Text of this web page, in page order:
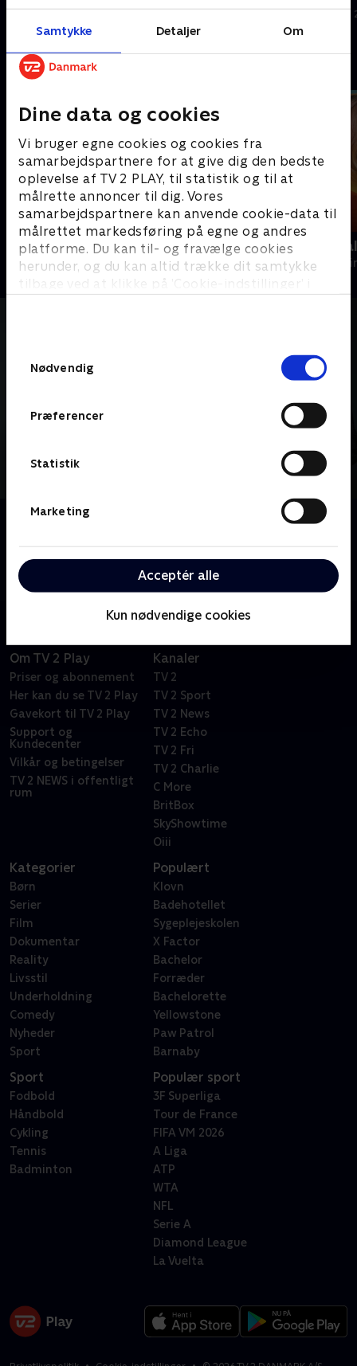
Samtykke Detaljer Om
Dine data og cookies
Vi bruger egne cookies og cookies fra
samarbejdspartnere for at give dig den bedste
oplevelse af TV 2 PLAY, til statistik og til at
målrette annoncer til dig. Vores
samarbejdspartnere kan anvende cookie-data til
målrettet markedsføring på egne og andres
platforme. Du kan til- og fravælge cookies
herunder, og du kan altid trække dit samtykke
tilbage ved at klikke på ’Cookie-indstillinger’ i
Nødvendig
Præferencer
Statistik
Marketing
Acceptér alle
Kun nødvendige cookies
skyldige inde.
et uidentificeret lig.
Andre så også
En sag for Frost
Krimi & Spænding • 9 sæsoner
Mord på
Krimi &
Om Fornyet mistanke
af uligevægtige og aldrende kriminalfolk får til
opgave at genoptage sager og én gang for alle.
Om TV 2 Play
Priser og abonnement
Her kan du se TV 2 Play
Gavekort til TV 2 Play
Support og
Kundecenter
Vilkår og betingelser
TV 2 NEWS i offentligt
rum
Kanaler
TV 2
TV 2 Sport
TV 2 News
TV 2 Echo
TV 2 Fri
TV 2 Charlie
C More
BritBox
SkyShowtime
Oiii
Kategorier
Børn
Serier
Film
Dokumentar
Reality
Livsstil
Underholdning
Comedy
Nyheder
Sport
Populært
Klovn
Badehotellet
Sygeplejeskolen
X Factor
Bachelor
Forræder
Bachelorette
Yellowstone
Paw Patrol
Barnaby
Sport
Fodbold
Håndbold
Cykling
Tennis
Badminton
Populær sport
3F Superliga
Tour de France
FIFA VM 2026
A Liga
ATP
WTA
NFL
Serie A
Diamond League
La Vuelta